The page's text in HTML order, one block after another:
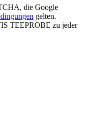
die Google
gelten.
TEEPROBE zu jeder